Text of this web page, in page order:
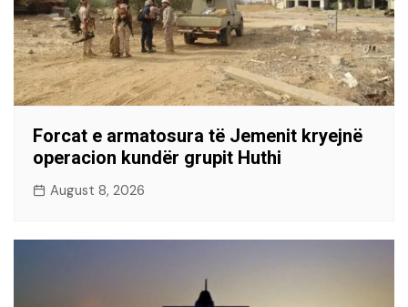
Forcat e armatosura të Jemenit kryejnë
operacion kundër grupit Huthi
August 8, 2026